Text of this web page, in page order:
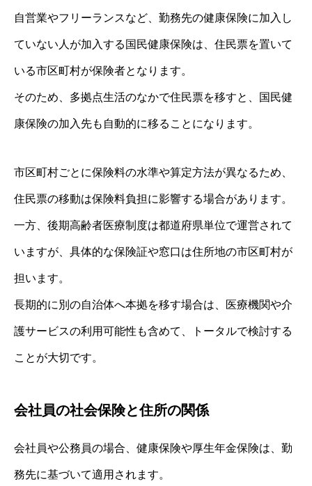
自営業やフリーランスなど、勤務先の健康保険に加入し
ていない人が加入する国民健康保険は、住民票を置いて
いる市区町村が保険者となります。
そのため、多拠点生活のなかで住民票を移すと、国民健
康保険の加入先も自動的に移ることになります。
市区町村ごとに保険料の水準や算定方法が異なるため、
住民票の移動は保険料負担に影響する場合があります。
一方、後期高齢者医療制度は都道府県単位で運営されて
いますが、具体的な保険証や窓口は住所地の市区町村が
担います。
長期的に別の自治体へ本拠を移す場合は、医療機関や介
護サービスの利用可能性も含めて、トータルで検討する
ことが大切です。
会社員の社会保険と住所の関係
会社員や公務員の場合、健康保険や厚生年金保険は、勤
務先に基づいて適用されます。